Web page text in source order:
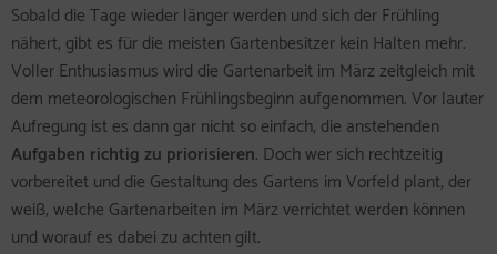
Sobald die Tage wieder länger werden und sich der Frühling
nähert, gibt es für die meisten Gartenbesitzer kein Halten mehr.
Voller Enthusiasmus wird die Gartenarbeit im März zeitgleich mit
dem meteorologischen Frühlingsbeginn aufgenommen. Vor lauter
Aufregung ist es dann gar nicht so einfach, die anstehenden
Aufgaben richtig zu priorisieren. Doch wer sich rechtzeitig
vorbereitet und die Gestaltung des Gartens im Vorfeld plant, der
weiß, welche Gartenarbeiten im März verrichtet werden können
und worauf es dabei zu achten gilt.